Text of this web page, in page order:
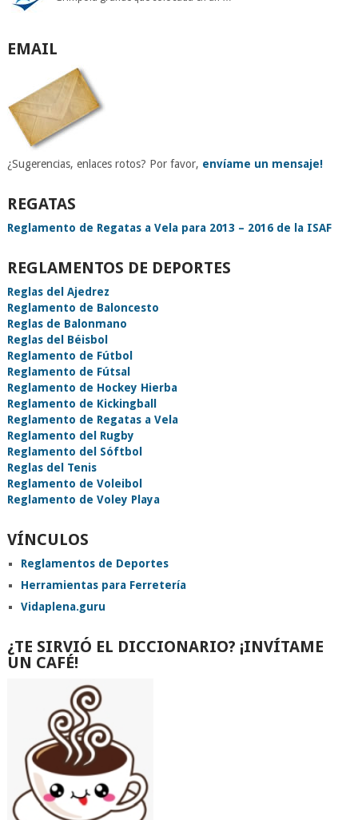
EMAIL
¿Sugerencias, enlaces rotos? Por favor, envíame un mensaje!
REGATAS
Reglamento de Regatas a Vela para 2013 – 2016 de la ISAF
REGLAMENTOS DE DEPORTES
Reglas del Ajedrez
Reglamento de Baloncesto
Reglas de Balonmano
Reglas del Béisbol
Reglamento de Fútbol
Reglamento de Fútsal
Reglamento de Hockey Hierba
Reglamento de Kickingball
Reglamento de Regatas a Vela
Reglamento del Rugby
Reglamento del Sóftbol
Reglas del Tenis
Reglamento de Voleibol
Reglamento de Voley Playa
VÍNCULOS
Reglamentos de Deportes
Herramientas para Ferretería
Vidaplena.guru
¿TE SIRVIÓ EL DICCIONARIO? ¡INVÍTAME
UN CAFÉ!